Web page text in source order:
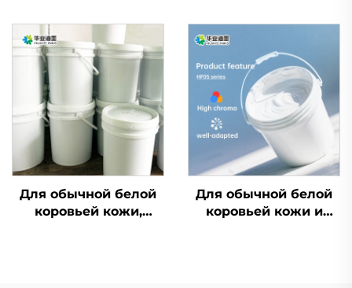
легкой, так и на
тяжелой
облицовочной
бумаге.
коровьей кожи,
покрытой бумагой, и
других материалов
на водной основе
печатные чернила
Для обычной белой
коровьей кожи,
Для обычной белой
коровьей кожи и